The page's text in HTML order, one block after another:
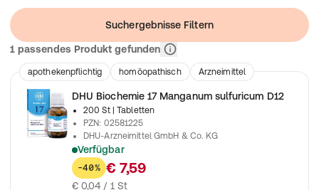
Suchergebnisse Filtern
1 passendes Produkt gefundenRelevanz
apothekenpflichtig homöopathisch Arzneimittel
DHU Biochemie 17 Manganum sulfuricum D12
200 St
| Tabletten
PZN: 02581225
DHU-Arzneimittel GmbH & Co. KG
Verfügbar
Das Ergänzungssalz der Blutbildung
-40% € 7,59
€ 0,04 / 1 St